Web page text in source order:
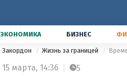
ЭКОНОМИКА БИЗНЕС
Закордон Жизнь за границей
15 марта, 14:36 5